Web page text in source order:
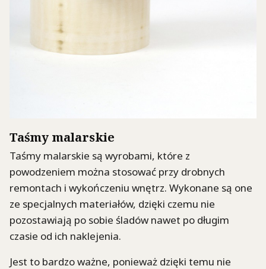
Taśmy malarskie
Taśmy malarskie są wyrobami, które z
powodzeniem można stosować przy drobnych
remontach i wykończeniu wnętrz. Wykonane są one
ze specjalnych materiałów, dzięki czemu nie
pozostawiają po sobie śladów nawet po długim
czasie od ich naklejenia.
Jest to bardzo ważne, ponieważ dzięki temu nie